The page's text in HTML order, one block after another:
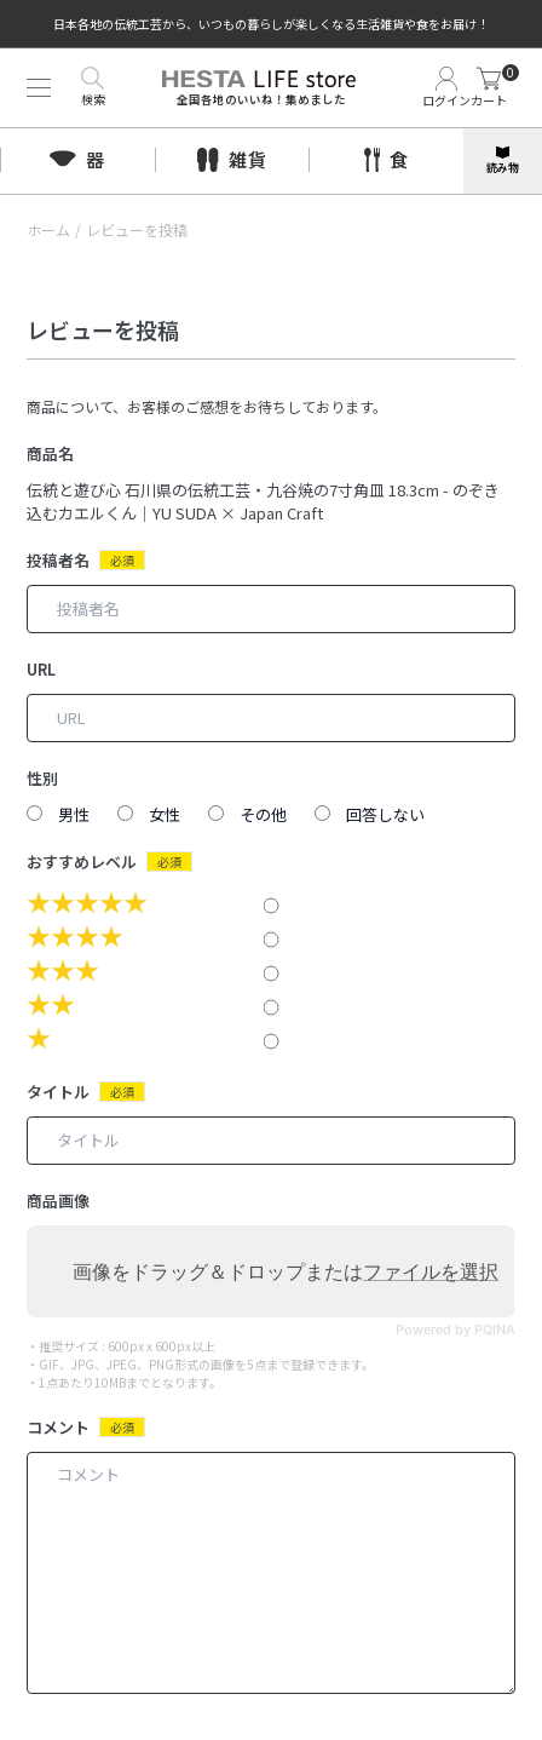
日本各地の伝統工芸から、いつもの暮らしが楽しくなる生活雑貨や食をお届け！
全国各地のいいね！集めました ログインカート
0
検索
器 雑貨 食 読み物
ホーム / レビューを投稿
レビューを投稿
商品について、お客様のご感想をお待ちしております。
商品名
伝統と遊び心 石川県の伝統工芸・九谷焼の7寸角皿 18.3cm - のぞき
込むカエルくん｜YU SUDA × Japan Craft
投稿者名 必須
URL
性別
男性
女性 その他 回答しない
おすすめレベル 必須
★★★★★
★★★★
★★★
★★
★
タイトル 必須
商品画像
Powered by PQINA
画像をドラッグ＆ドロップまたはファイルを選択
・推奨サイズ : 600px x 600px以上
・GIF、JPG、JPEG、PNG形式の画像を5点まで登録できます。
・1点あたり10MBまでとなります。
コメント 必須